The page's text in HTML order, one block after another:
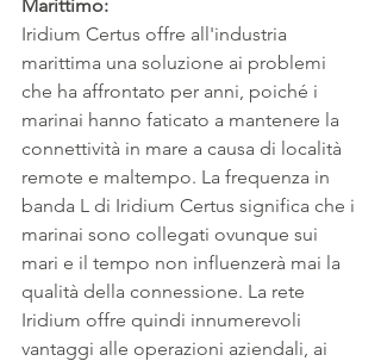
Marittimo:
Iridium Certus offre all'industria
marittima una soluzione ai problemi
che ha affrontato per anni, poiché i
marinai hanno faticato a mantenere la
connettività in mare a causa di località
remote e maltempo. La frequenza in
banda L di Iridium Certus significa che i
marinai sono collegati ovunque sui
mari e il tempo non influenzerà mai la
qualità della connessione. La rete
Iridium offre quindi innumerevoli
vantaggi alle operazioni aziendali, ai